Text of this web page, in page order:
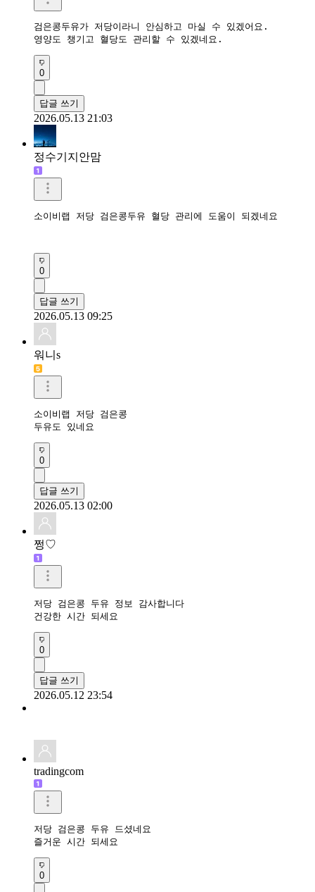
검은콩두유가 저당이라니 안심하고 마실 수 있겠어요.
영양도 챙기고 혈당도 관리할 수 있겠네요.
0
답글 쓰기
2026.05.13 21:03
정수기지안맘
소이비랩 저당 검은콩두유 혈당 관리에 도움이 되겠네요
0
답글 쓰기
2026.05.13 09:25
워니s
소이비랩 저당 검은콩
두유도 있네요
0
답글 쓰기
2026.05.13 02:00
쩡♡
저당 검은콩 두유 정보 감사합니다
건강한 시간 되세요
0
답글 쓰기
2026.05.12 23:54
tradingcom
저당 검은콩 두유 드셨네요
즐거운 시간 되세요
0